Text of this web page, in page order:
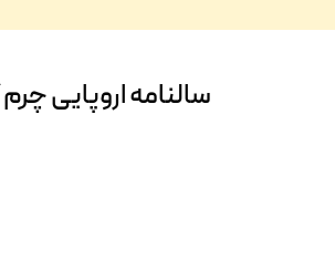
سالنامه اروپایی چرم